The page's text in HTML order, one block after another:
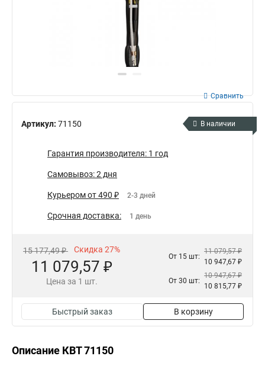
Артикул: 71150
Сравнить
В наличии
Гарантия производителя: 1 год
Самовывоз: 2 дня
Курьером от 490 ₽ 2-3 дней
Срочная доставка: 1 день
15 177,49 ₽ Скидка 27%
11 079,57 ₽
Цена за 1 шт.
От 15 шт:
11 079,57 ₽
10 947,67 ₽
От 30 шт:
10 947,67 ₽
10 815,77 ₽
Быстрый заказ В корзину
Описание КВТ 71150